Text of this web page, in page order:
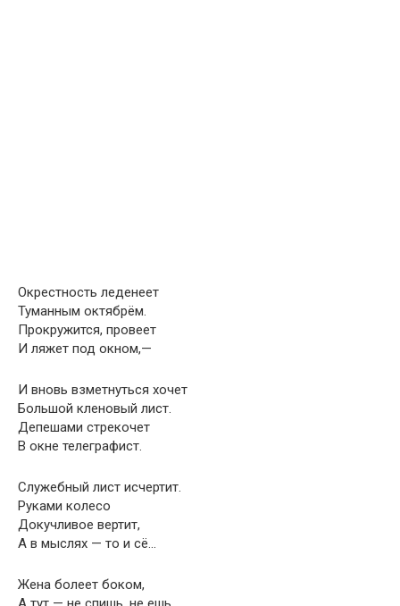
Окрестность леденеет
Туманным октябрём.
Прокружится, провеет
И ляжет под окном,—
И вновь взметнуться хочет
Большой кленовый лист.
Депешами стрекочет
В окне телеграфист.
Служебный лист исчертит.
Руками колесо
Докучливое вертит,
А в мыслях — то и сё…
Жена болеет боком,